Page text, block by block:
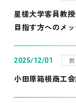
星槎大学客員教
目指す方へのメ
2025/12/01
小田原箱根商工